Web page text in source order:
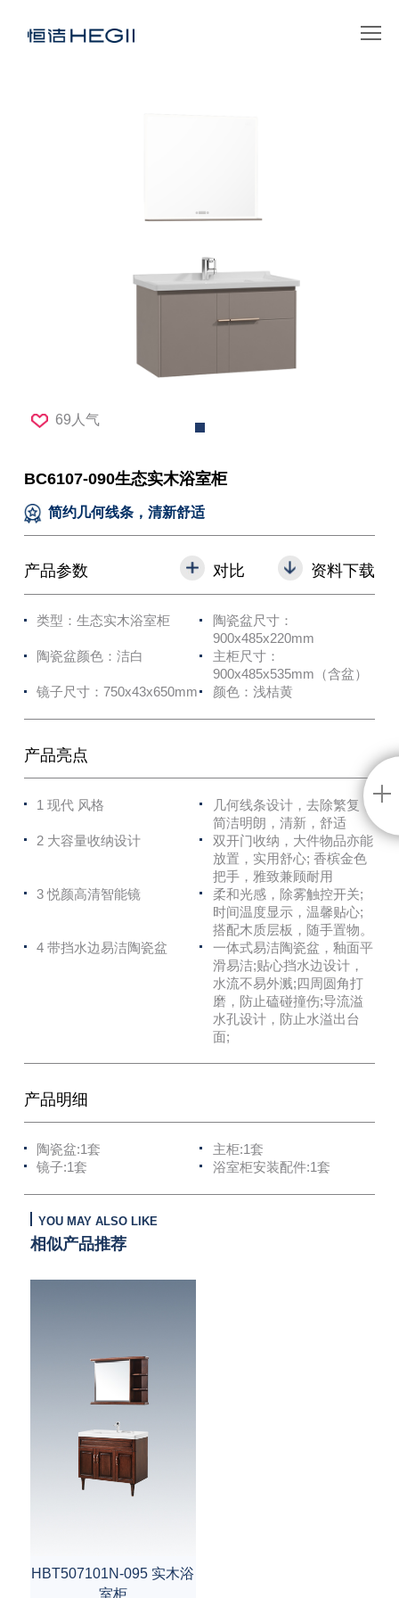
69人气
BC6107-090生态实木浴室柜
简约几何线条，清新舒适
产品参数 资料下载
对比
类型：生态实木浴室柜
陶瓷盆尺寸：
900x485x220mm
陶瓷盆颜色：洁白
主柜尺寸：
900x485x535mm（含盆）
镜子尺寸：750x43x650mm
颜色：浅桔黄
产品亮点
1 现代 风格
几何线条设计，去除繁复，
简洁明朗，清新，舒适
2 大容量收纳设计
双开门收纳，大件物品亦能
放置，实用舒心; 香槟金色
把手，雅致兼顾耐用
3 悦颜高清智能镜
柔和光感，除雾触控开关;
时间温度显示，温馨贴心;
搭配木质层板，随手置物。
4 带挡水边易洁陶瓷盆
一体式易洁陶瓷盆，釉面平
滑易洁;贴心挡水边设计，
水流不易外溅;四周圆角打
磨，防止磕碰撞伤;导流溢
水孔设计，防止水溢出台
面;
产品明细
陶瓷盆:1套
主柜:1套
镜子:1套
浴室柜安装配件:1套
YOU MAY ALSO LIKE
相似产品推荐
HBT507101N-095 实木浴
室柜